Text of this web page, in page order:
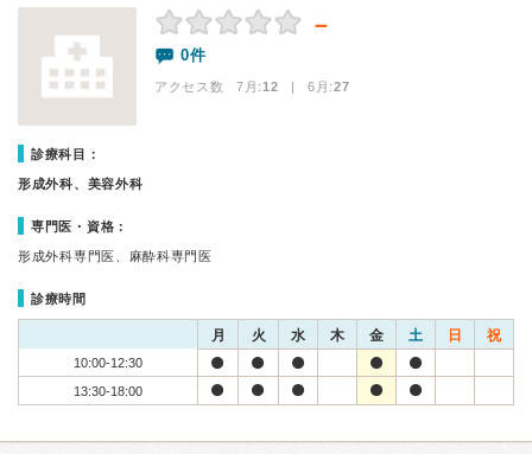
－
0件
アクセス数 7月:12 | 6月:27
診療科目：
形成外科、美容外科
専門医・資格：
形成外科専門医、麻酔科専門医
診療時間
月 火 水 木 金 土 日 祝
10:00-12:30
13:30-18:00